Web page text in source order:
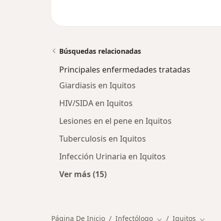
Búsquedas relacionadas
Principales enfermedades tratadas
Giardiasis en Iquitos
HIV/SIDA en Iquitos
Lesiones en el pene en Iquitos
Tuberculosis en Iquitos
Infección Urinaria en Iquitos
Ver más (15)
Página De Inicio Infectólogo Cambiar de ciudad
Iquitos